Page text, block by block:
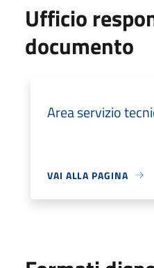
Ufficio
documento
Area servizio
VAI ALLA PAGINA